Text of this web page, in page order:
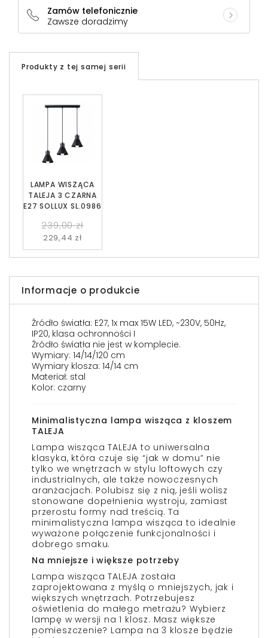
Zamów telefonicznie
Zawsze doradzimy
Produkty z tej samej serii
LAMPA WISZĄCA
TALEJA 3 CZARNA
E27 SOLLUX SL.0986
239,00 zł
229,44 zł
Informacje o produkcie
Źródło światła: E27, 1x max 15W LED, ~230V, 50Hz,
IP20, klasa ochronności I
Źródło światła nie jest w komplecie.
Wymiary: 14/14/120 cm
Wymiary klosza: 14/14 cm
Materiał: stal
Kolor: czarny
Minimalistyczna lampa wisząca z kloszem
TALEJA
Lampa wisząca TALEJA to uniwersalna
klasyka, która czuje się “jak w domu” nie
tylko we wnętrzach w stylu loftowych czy
industrialnych, ale także nowoczesnych
aranżacjach. Polubisz się z nią, jeśli wolisz
stonowane dopełnienia wystroju, zamiast
przerostu formy nad treścią. Ta
minimalistyczna lampa wisząca to idealnie
wyważone połączenie funkcjonalności i
dobrego smaku.
Na mniejsze i większe potrzeby
Lampa wisząca TALEJA została
zaprojektowana z myślą o mniejszych, jak i
większych wnętrzach. Potrzebujesz
oświetlenia do małego metrażu? Wybierz
lampę w wersji na 1 klosz. Masz większe
pomieszczenie? Lampa na 3 klosze będzie